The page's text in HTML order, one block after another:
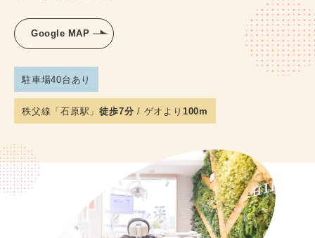
Google MAP
駐車場40台あり
秩父線「石原駅」徒歩7分 / ゲオより 100m